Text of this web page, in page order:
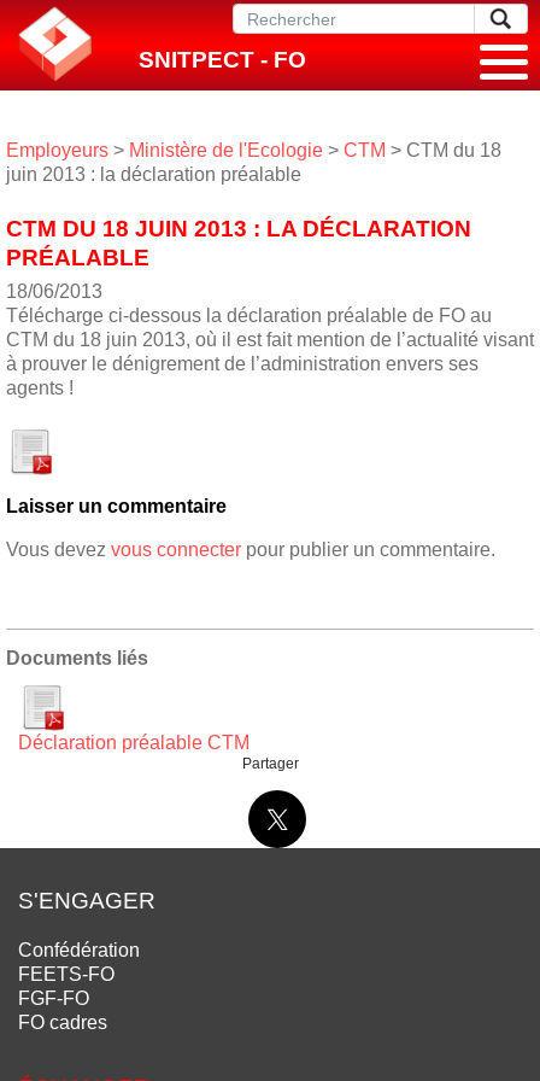
SNITPECT - FO
Employeurs > Ministère de l'Ecologie > CTM > CTM du 18
juin 2013 : la déclaration préalable
CTM DU 18 JUIN 2013 : LA DÉCLARATION
PRÉALABLE
18/06/2013
Télécharge ci-dessous la déclaration préalable de FO au
CTM du 18 juin 2013, où il est fait mention de l’actualité visant
à prouver le dénigrement de l’administration envers ses
agents !
Laisser un commentaire
Vous devez vous connecter pour publier un commentaire.
Documents liés
Déclaration préalable CTM
Partager
S'ENGAGER
Confédération
FEETS-FO
FGF-FO
FO cadres